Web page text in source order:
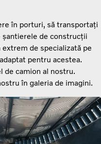
în porturi, să transportați
șantierele de construcții
de specializată pe
pentru acestea.
de camion al nostru.
în galeria de imagini.